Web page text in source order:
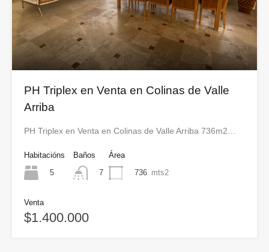
PH Triplex en Venta en Colinas de Valle
Arriba
PH Triplex en Venta en Colinas de Valle Arriba 736m2…
Habitacións
5
Baños
7
Área
736 mts2
Venta
$1.400.000